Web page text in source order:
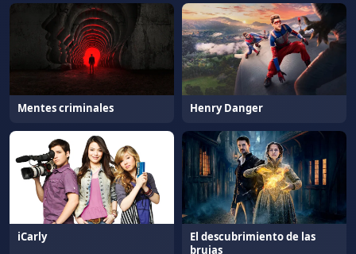
Mentes criminales Henry Danger
iCarly
El descubrimiento de las
brujas